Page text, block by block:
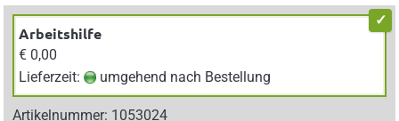
Arbeitshilfe
€ 0,00
Lieferzeit:
umgehend nach Bestellung
Artikelnummer: 1053024